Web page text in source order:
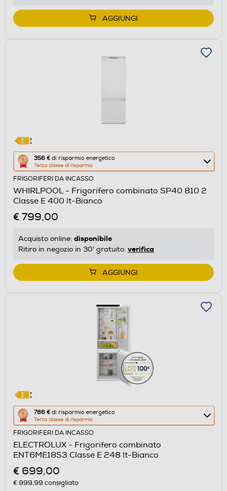
AGGIUNGI
356 € di risparmio energetico
Terza classe di risparmio
Questa
azione
aprirà
il
Calcolatore
di
energetico
di
Youreko.
FRIGORIFERI DA INCASSO
WHIRLPOOL - Frigorifero combinato SP40 810 2
Classe E 400 lt-Bianco
€ 799,00
Acquisto online: disponibile
Ritiro in negozio in 30' gratuito: verifica
AGGIUNGI
786 € di risparmio energetico
Terza classe di risparmio
Questa
azione
aprirà
il
Calcolatore
di
risparmio
FRIGORIFERI DA INCASSO
ELECTROLUX - Frigorifero combinato
ENT6ME18S3 Classe E 248 lt-Bianco
€ 699,00
€ 999,99 consigliato